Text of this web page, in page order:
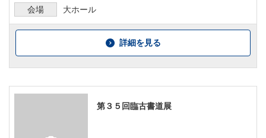
会場
大ホール
詳細を見る
第３５回臨古書道展